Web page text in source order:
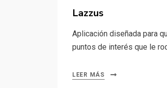
Lazzus
Aplicación diseñada para
puntos de interés que le
LEER MÁS